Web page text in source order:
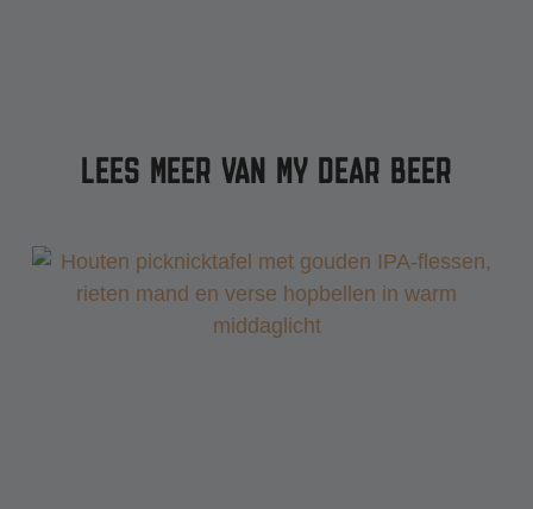
LEES MEER VAN MY DEAR BEER